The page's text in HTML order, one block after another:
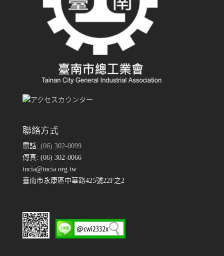
聯絡方式
電話: (06) 302-0099
傳真: (06) 302-0066
tncia@tncia.org.tw
臺南市永康區中華路425號22F之2